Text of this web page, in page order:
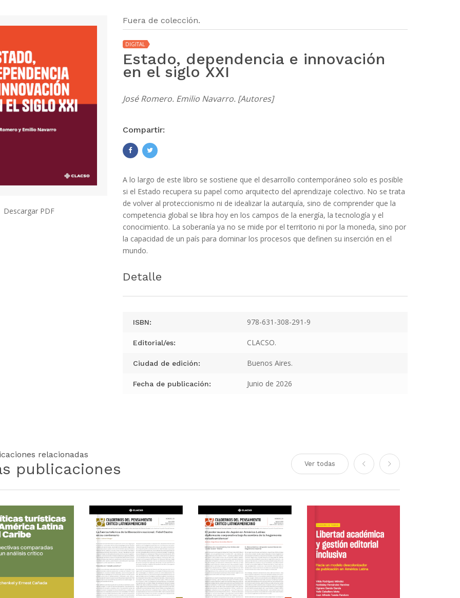
Descargar PDF
Fuera de colección.
DIGITAL
Estado, dependencia e innovación
en el siglo XXI
José Romero. Emilio Navarro. [Autores]
Compartir:
A lo largo de este libro se sostiene que el desarrollo contemporáneo solo es posible
si el Estado recupera su papel como arquitecto del aprendizaje colectivo. No se trata
de volver al proteccionismo ni de idealizar la autarquía, sino de comprender que la
competencia global se libra hoy en los campos de la energía, la tecnología y el
conocimiento. La soberanía ya no se mide por el territorio ni por la moneda, sino por
la capacidad de un país para dominar los procesos que definen su inserción en el
mundo.
Detalle
ISBN: 978-631-308-291-9
Editorial/es: CLACSO.
Ciudad de edición: Buenos Aires.
Fecha de publicación: Junio de 2026
relacionadas
publicaciones Ver todas